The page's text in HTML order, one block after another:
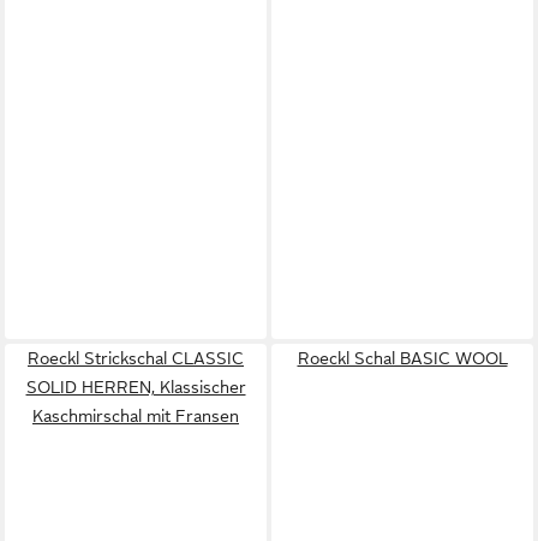
Roeckl Strickschal CLASSIC
SOLID HERREN, Klassischer
Kaschmirschal mit Fransen
Roeckl Schal BASIC WOOL